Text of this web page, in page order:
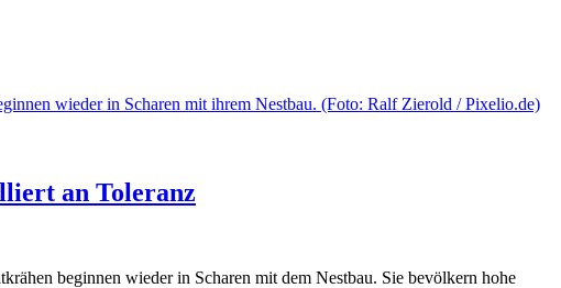
an Toleranz
beginnen wieder in Scharen mit dem Nestbau. Sie bevölkern hohe